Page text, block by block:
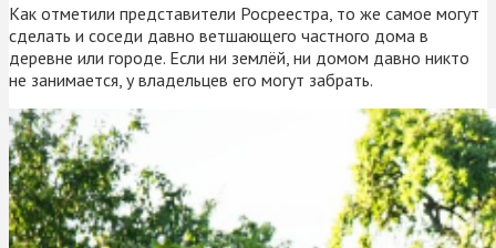
Как отметили представители Росреестра, то же самое могут
сделать и соседи давно ветшающего частного дома в
деревне или городе. Если ни землёй, ни домом давно никто
не занимается, у владельцев его могут забрать.